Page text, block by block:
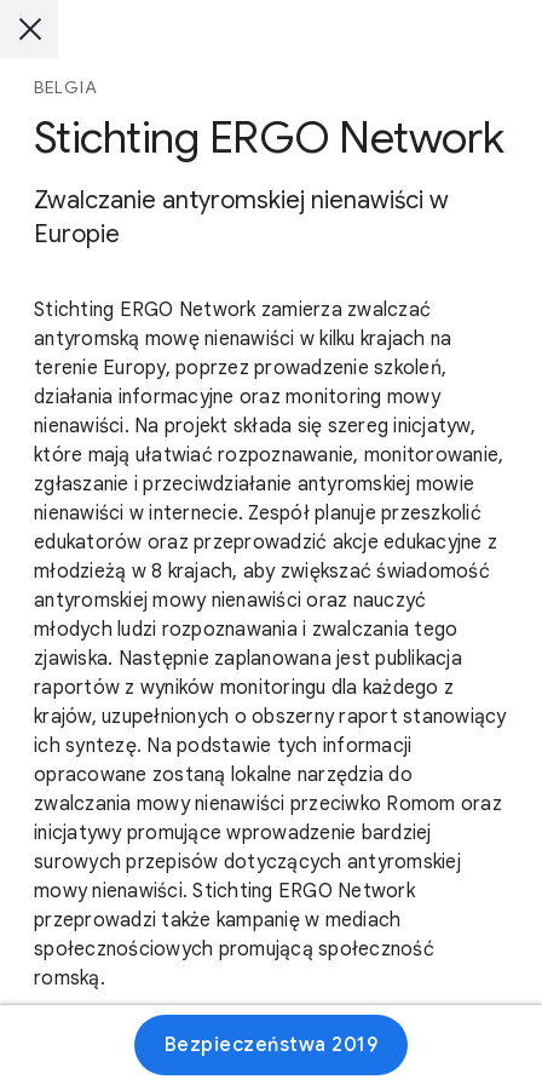
BELGIA
Stichting ERGO Network
Zwalczanie antyromskiej nienawiści w
Europie
Stichting ERGO Network zamierza zwalczać
antyromską mowę nienawiści w kilku krajach na
terenie Europy, poprzez prowadzenie szkoleń,
działania informacyjne oraz monitoring mowy
nienawiści. Na projekt składa się szereg inicjatyw,
które mają ułatwiać rozpoznawanie, monitorowanie,
zgłaszanie i przeciwdziałanie antyromskiej mowie
nienawiści w internecie. Zespół planuje przeszkolić
edukatorów oraz przeprowadzić akcje edukacyjne z
młodzieżą w 8 krajach, aby zwiększać świadomość
antyromskiej mowy nienawiści oraz nauczyć
młodych ludzi rozpoznawania i zwalczania tego
zjawiska. Następnie zaplanowana jest publikacja
raportów z wyników monitoringu dla każdego z
krajów, uzupełnionych o obszerny raport stanowiący
ich syntezę. Na podstawie tych informacji
opracowane zostaną lokalne narzędzia do
zwalczania mowy nienawiści przeciwko Romom oraz
inicjatywy promujące wprowadzenie bardziej
surowych przepisów dotyczących antyromskiej
mowy nienawiści. Stichting ERGO Network
przeprowadzi także kampanię w mediach
społecznościowych promującą społeczność
romską.
Bezpieczeństwa 2019